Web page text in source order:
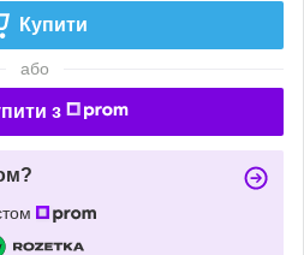
Купити
або
з